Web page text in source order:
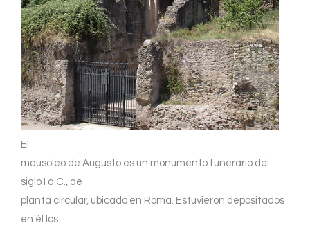
El
mausoleo de Augusto es un monumento funerario del
siglo I a.C., de
planta circular, ubicado en Roma. Estuvieron depositados
en él los